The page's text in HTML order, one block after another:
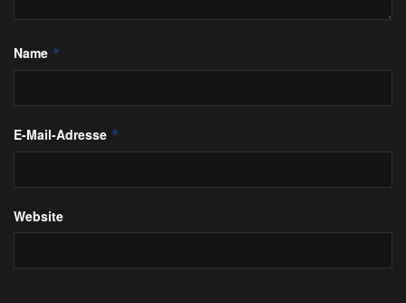
Name *
E-Mail-Adresse *
Website